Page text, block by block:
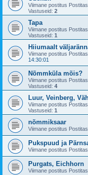
Viimane postitus Postitas
Vastuseid: 2
Tapa
Viimane postitus Postitas
Vastuseid: 1
Hiiumaalt
Viimane postitus Postitas
14:30:01
Nõmmküla mõis?
Viimane postitus Postitas
Vastuseid: 4
Luur, Veinberg,
Viimane postitus Postitas
Vastuseid: 1
nõmmiksaar
Viimane postitus Postitas
Pukspuud ja
Viimane postitus Postitas
Purgats, Eichhorn
Viimane postitus Postitas